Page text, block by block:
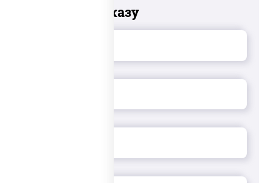
Добавьте к заказу